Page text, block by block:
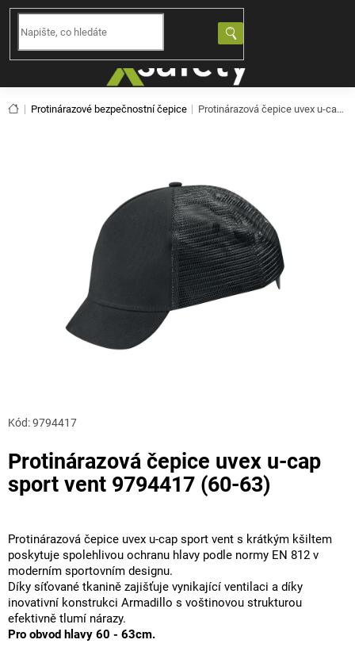
Přejít
obsah
Domů
Protinárazové bezpečnostní čepice Protinárazová čepice uvex u-cap sport vent 9794417 (60-63)
Protinárazová čepice uvex u-cap
sport vent 9794417 (60-63)
Kód:9794417
Protinárazová čepice uvex u-cap sport vent s krátkým kšiltem
poskytuje spolehlivou ochranu hlavy podle normy EN 812 v
moderním sportovním designu.
Díky síťované tkanině zajišťuje vynikající ventilaci a díky
inovativní konstrukci Armadillo s voštinovou strukturou
efektivně tlumí nárazy.
Pro obvod hlavy 60 - 63cm.